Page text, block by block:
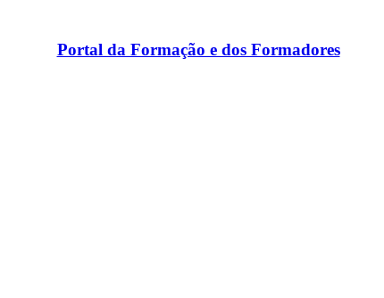
Portal da Formação e dos Formadores